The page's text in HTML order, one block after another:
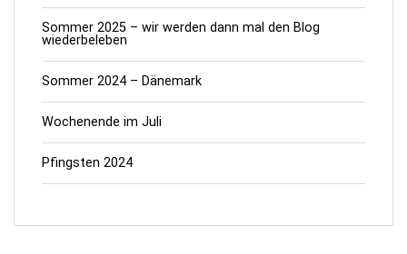
Sommer 2025 – wir werden dann mal den Blog
wiederbeleben
Sommer 2024 – Dänemark
Wochenende im Juli
Pfingsten 2024